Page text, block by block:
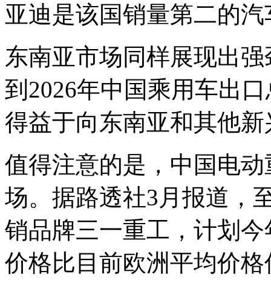
亚迪是该国销量第二的
东南亚市场同样展现出
到2026年中国乘用车出
得益于向东南亚和其他
值得注意的是，中国电
场。据路透社3月报道，
销品牌三一重工，计划
价格比目前欧洲平均价